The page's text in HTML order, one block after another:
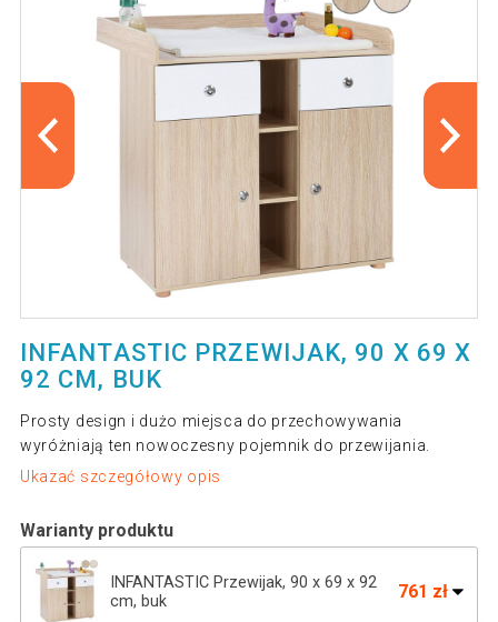
INFANTASTIC PRZEWIJAK, 90 X 69 X
92 CM, BUK
Prosty design i dużo miejsca do przechowywania
wyróżniają ten nowoczesny pojemnik do przewijania.
Ukazać szczegółowy opis
Warianty produktu
INFANTASTIC Przewijak, 90 x 69 x 92
cm, buk
761 zł